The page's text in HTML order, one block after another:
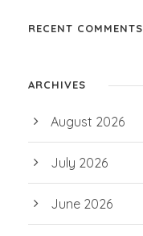
RECENT COMMENTS
ARCHIVES
August 2026
July 2026
June 2026